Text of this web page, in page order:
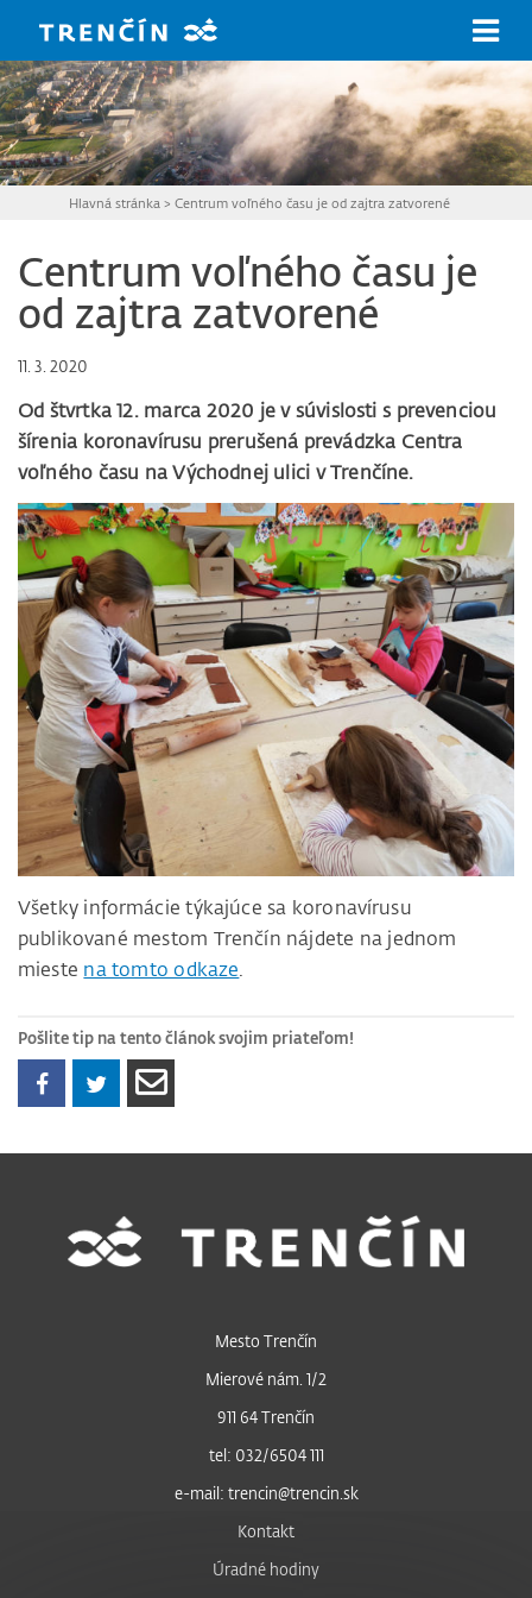
Hlavná stránka > Centrum voľného času je od zajtra zatvorené
Centrum voľného času je
od zajtra zatvorené
11. 3. 2020
Od štvrtka 12. marca 2020 je v súvislosti s prevenciou
šírenia koronavírusu prerušená prevádzka Centra
voľného času na Východnej ulici v Trenčíne.
Všetky informácie týkajúce sa koronavírusu
publikované mestom Trenčín nájdete na jednom
mieste na tomto odkaze
Pošlite tip na tento článok svojim priateľom!
Mesto Trenčín
Mierové nám. 1/2
911 64 Trenčín
tel: 032/6504 111
e-mail: trencin@trencin.sk
Kontakt
Úradné hodiny